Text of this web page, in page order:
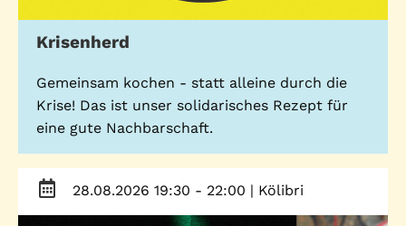
Krisenherd
Gemeinsam kochen - statt alleine durch die
Krise! Das ist unser solidarisches Rezept für
eine gute Nachbarschaft.
28.08.2026 19:30 - 22:00 | Kölibri